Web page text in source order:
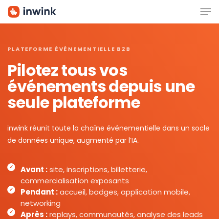
Skip
PLATEFORME ÉVÉNEMENTIELLE B2B
Pilotez tous vos
événements depuis une
seule plateforme
inwink réunit toute la chaîne événementielle dans un socle
de données unique, augmenté par l’IA.
Avant :site, inscriptions, billetterie,
commercialisation exposants
Pendant :accueil, badges, application mobile,
networking
Après :replays, communautés, analyse des leads